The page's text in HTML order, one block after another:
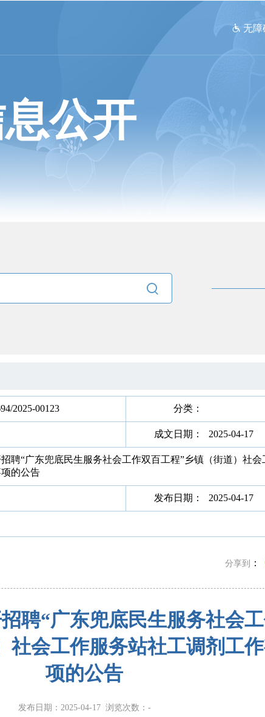
 无障
公开

2025-00123 分类：
成文日期： 2025-04-17
聘“广东兜底民生服务社会工作双百工程”乡镇（街道）社
的公告
发布日期： 2025-04-17
分享到 ：
聘“广东兜底民生服务社会
社会工作服务站社工调剂工
项的公告
发布日期：2025-04-17 浏览次数： -